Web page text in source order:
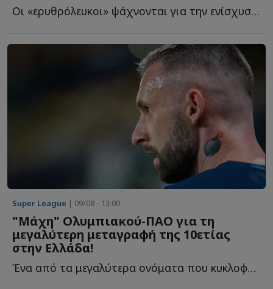
Οι «ερυθρόλευκοι» ψάχνονται για την ενίσχυση στον ά...
Super League | 09/08 - 13:00
"Μάχη" Ολυμπιακού-ΠΑΟ για τη
μεγαλύτερη μεταγραφή της 10ετίας
στην Ελλάδα!
Ένα από τα μεγαλύτερα ονόματα που κυκλοφορούν αυτή τ...